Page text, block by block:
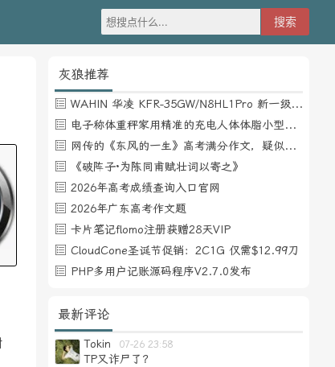
灰狼推荐
WAHIN 华凌 KFR-35GW/N8HL1Pro 新一级能效 壁挂式空调 1.5匹
电子称体重秤家用精准的充电人体体脂小型称重支持HUAWEI HiLink
网传的《东风的一生》高考满分作文，疑似自媒体或其他渠道炒作
《破阵子·为陈同甫赋壮词以寄之》
2026年高考成绩查询入口官网
2026年广东高考作文题
卡片笔记flomo注册获赠28天VIP
CloudCone圣诞节促销：2C1G 仅需$12.99刀
PHP多用户记账源码程序V2.7.0发布
最新评论
Tokin 07-26 23:58
TP又诈尸了？